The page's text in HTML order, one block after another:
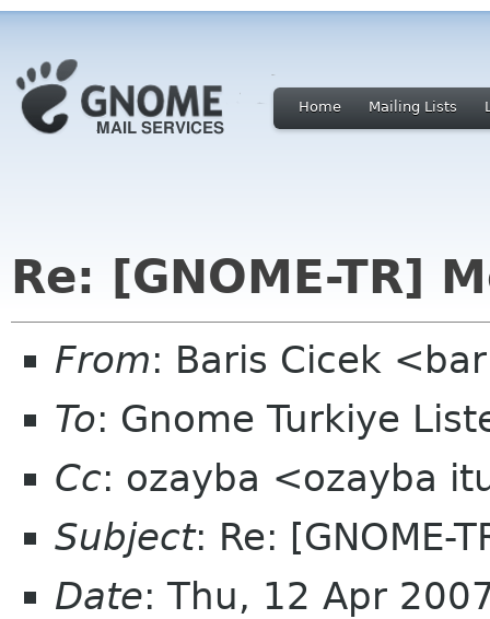
Home Mailing Lists
Re: [GNOME-TR]
From: Baris Cicek
To: Gnome Turkiye
Cc: ozayba <ozayba
Subject: Re: [GNOME-
Date: Thu, 12 Apr